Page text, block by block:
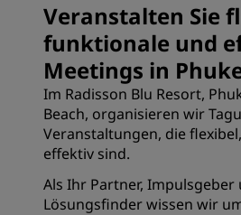
Veranstalten Sie
funktionale und
Meetings in
Im Radisson Blu Resort,
Beach, organisieren wir
Veranstaltungen, die
effektiv sind.
Als Ihr Partner, Impulsgeber
Lösungsfinder wissen wir